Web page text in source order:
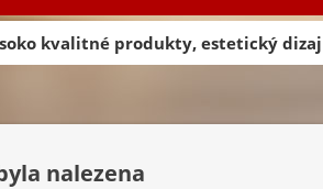
kvalitné produkty, estetický
nalezena